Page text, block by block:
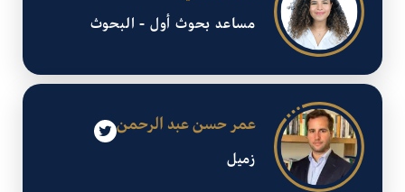
مساعد بحوث أول - البحوث
عمر حسن عبد الرحمن
زميل